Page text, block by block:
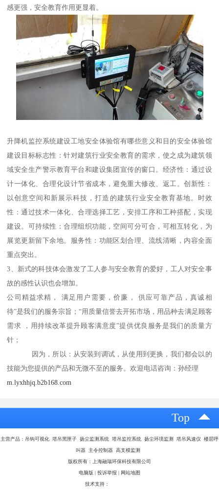
感更强，安全教育作用更显着。
升降机监控系统建设工地安全体验馆有哪些意义和目的安全体验馆
建设目标标志性：针对建筑行业安全教育的需求，使之成为建筑领
域安全生产警示教育平台和建设集团宣传的窗口。经济性：通过设
计一体化、合理化设计节省成本，避免重大修改、返工。创新性：
以创意空间和新展示科技，打造的建筑行业安全教育基地。时效
性：通过技术一体化、合理选择工艺，安排工序和工种搭配，实现
建设。可持续性：合理组织功能，空间可分可合，可相互转化，为
展览更新留下余地。服务性：功能区划合理、流线清晰，内容全面
重点突出。
3、新式的科技体会激发了工人参与安全教育的爱好，工人对安全事
故的感性认识也会增加。
公司精益求精， 满足用户需要，价廉， 供应可靠产品，真诚相
待”是我们的服务宗旨；“用质量信誉去开拓市场，用品种去满足顾客
需求 ，用持续改革提升顾客满意度”提供优良服务是我们的质量方
针；
因为，所以：从安装到调试，从使用到更换，我们都会以的
技能为您提供的产品和无微不至的服务。欢迎电话咨询：孙经理
m.lyxhhjq.b2b168.com
Top
主营产品：吊钩可视化 塔吊黑匣子 扬尘监测系统 塔吊监控系统 扬尘环境监测 塔吊风速仪 楼层呼
叫器 主令控制器 高支模监测
版权所有：上海融瑞环保科技有限公司
电脑版 | 投诉举报 | 网站地图
技术支持：